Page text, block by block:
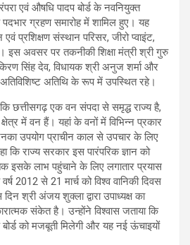
एवं औषधि पादप बोर्ड के नवनियुक्त
ग्रहण समारोह में शामिल हुए। यह
प्रशिक्षण संस्थान परिसर, जीरो प्वाइंट,
इस अवसर पर तकनीकी शिक्षा मंत्री श्री गुरु
सिंह देव, विधायक श्री अनुज शर्मा और
अतिथि के रूप में उपस्थित रहे।
छत्तीसगढ़ एक वन संपदा से समृद्ध राज्य है,
में वन हैं। यहां के वनों में विभिन्न प्रकार
उपयोग प्राचीन काल से उपचार के लिए
कि राज्य सरकार इस पारंपरिक ज्ञान को
लाभ पहुंचाने के लिए लगातार प्रयास
2012 से 21 मार्च को विश्व वानिकी दिवस
श्री अंजय शुक्ला द्वारा उपाध्यक्ष का
संकेत है। उन्होंने विश्वास जताया कि
को मजबूती मिलेगी और यह नई ऊंचाइयों